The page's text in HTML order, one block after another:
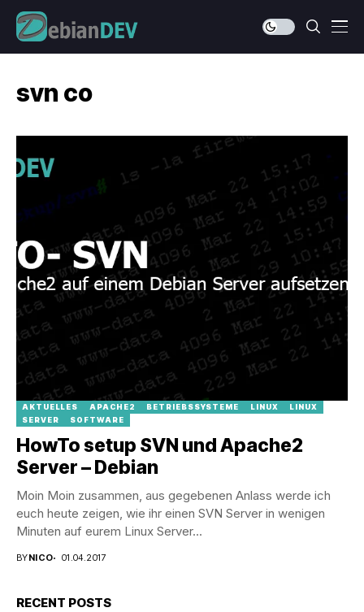
svn co
AKTUELLES APACHE2 BETRIEBSSYSTEME LINUX
LINUX
SERVER
SOFTWARE
HowTo setup SVN und Apache2
Server – Debian
Moin Moin zusammen, aus gegebenen Anlass werde ich
euch heute zeigen, wie ihr einen SVN Server in wenigen
Minuten auf eurem Linux Server...
BYNICO 01.04.2017
RECENT POSTS